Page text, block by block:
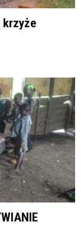
krzyże